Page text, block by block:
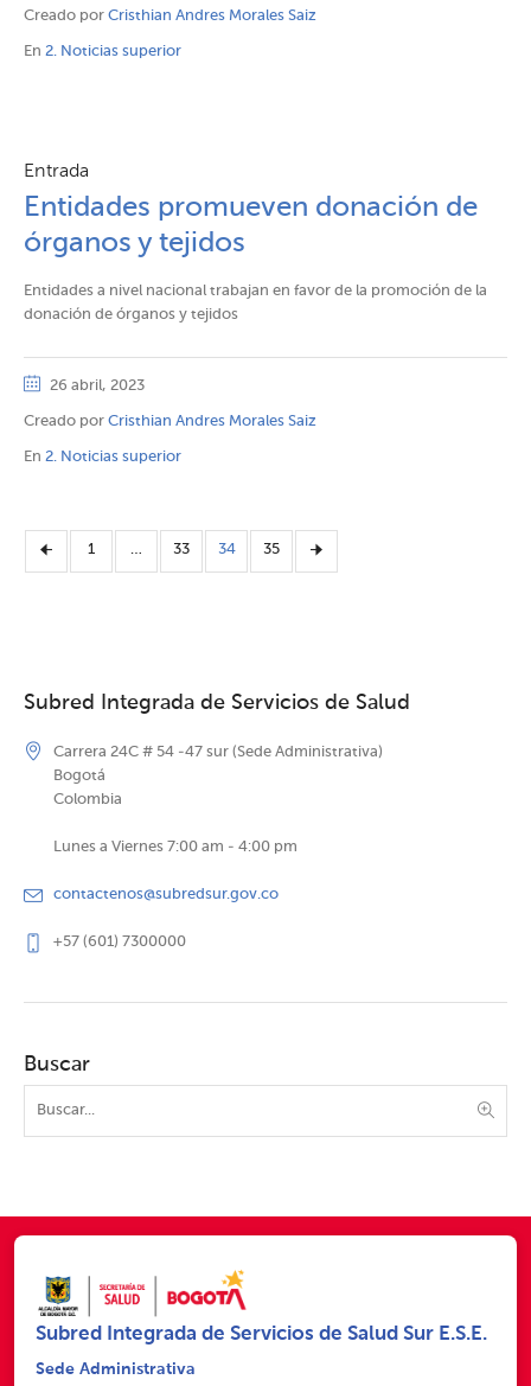
Creado por Cristhian Andres Morales Saiz
En 2. Noticias superior
Entrada
Entidades promueven donación de
órganos y tejidos
Entidades a nivel nacional trabajan en favor de la promoción de la
donación de órganos y tejidos
26 abril, 2023
Creado por Cristhian Andres Morales Saiz
En 2. Noticias superior
1 … 33 34 35
Subred Integrada de Servicios de Salud
Carrera 24C # 54 -47 sur (Sede Administrativa)
Bogotá
Colombia
Lunes a Viernes 7:00 am - 4:00 pm
contactenos@subredsur.gov.co
+57 (601) 7300000
Buscar
Subred Integrada de Servicios de Salud Sur E.S.E.
Sede Administrativa